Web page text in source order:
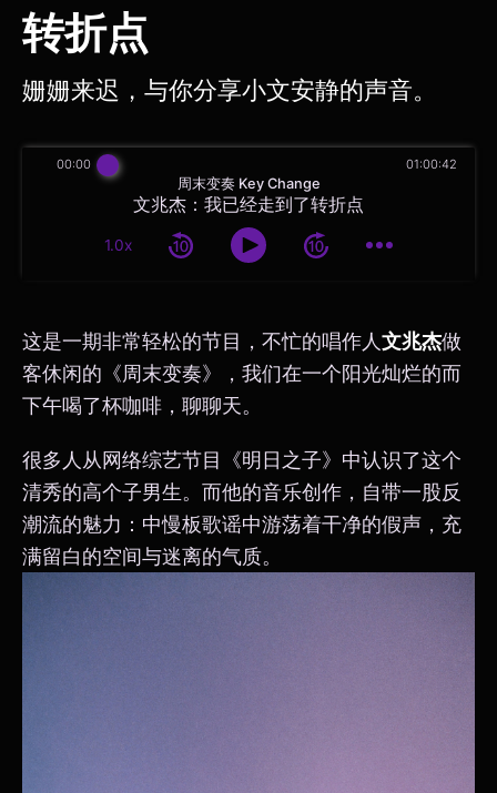
转折点
姗姗来迟，与你分享小文安静的声音。
周末变奏 Key Change
文兆杰：我已经走到了转折点
1.0x
00:00 01:00:42
这是一期非常轻松的节目，不忙的唱作人文兆杰做
客休闲的《周末变奏》，我们在一个阳光灿烂的而
下午喝了杯咖啡，聊聊天。
很多人从网络综艺节目《明日之子》中认识了这个
清秀的高个子男生。而他的音乐创作，自带一股反
潮流的魅力：中慢板歌谣中游荡着干净的假声，充
满留白的空间与迷离的气质。